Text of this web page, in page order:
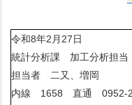
令和8年2月27日
統計分析課 加工分析担当
担当者 二又、増岡
内線 1658 直通 0952-